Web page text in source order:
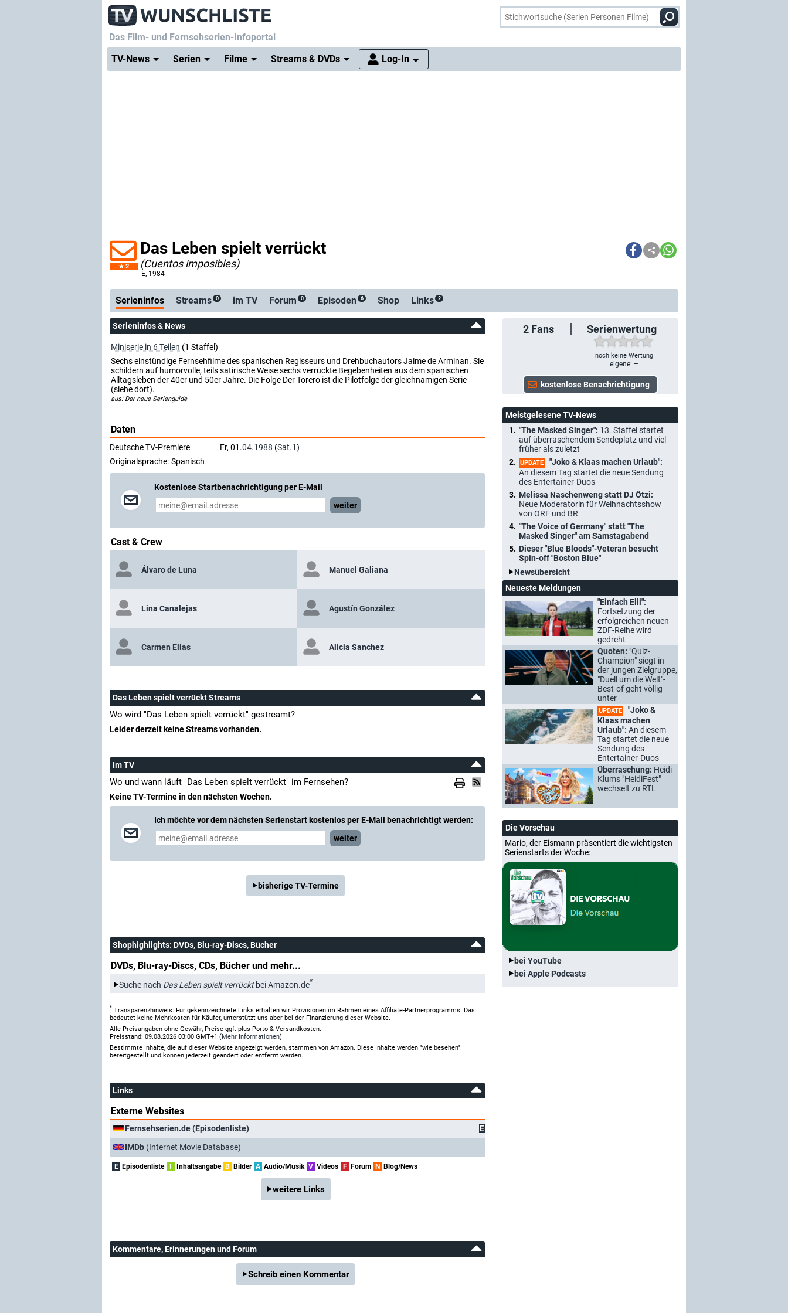
Das Film- und Fernsehserien-Infoportal
TV-News
Serien Filme Streams & DVDs Log-In
2
Das Leben spielt verrückt
(Cuentos imposibles)
E, 1984
Serienticker
Serieninfos Streams 0 im TV Forum 0 Episoden 6 Shop Links 2
2 Fans Serienwertung
noch keine Wertung
eigene: –
Serieninfos & News
Miniserie in 6 Teilen (1 Staffel)
Sechs einstündige Fernsehfilme des spanischen Regisseurs und Drehbuchautors Jaime de Arminan. Sie
schildern auf humorvolle, teils satirische Weise sechs verrückte Begebenheiten aus dem spanischen
Alltagsleben der 40er und 50er Jahre. Die Folge Der Torero ist die Pilotfolge der gleichnamigen Serie
(siehe dort).
aus: Der neue Serienguide
Daten
Deutsche TV-Premiere Fr, 01.04.1988 (Sat.1)
Originalsprache: Spanisch
Kostenlose Startbenachrichtigung per E-Mail
weiter
Cast & Crew
Álvaro de Luna Manuel Galiana
Lina Canalejas Agustín González
Carmen Elias Alicia Sanchez
Das Leben spielt verrückt Streams
Wo wird "Das Leben spielt verrückt" gestreamt?
Leider derzeit keine Streams vorhanden.
Im TV
Wo und wann läuft "Das Leben spielt verrückt" im Fernsehen?
Keine TV-Termine in den nächsten Wochen.
Ich möchte vor dem nächsten Serienstart kostenlos per E-Mail benachrichtigt werden:
weiter
bisherige TV-Termine
Shophighlights: DVDs, Blu-ray-Discs, Bücher
DVDs, Blu-ray-Discs, CDs, Bücher und mehr...
Suche nach Das Leben spielt verrücktbei Amazon.de*
* Transparenzhinweis: Für gekennzeichnete Links erhalten wir Provisionen im Rahmen eines Affiliate-Partnerprogramms. Das
bedeutet keine Mehrkosten für Käufer, unterstützt uns aber bei der Finanzierung dieser Website.
Alle Preisangaben ohne Gewähr, Preise ggf. plus Porto & Versandkosten.
Preisstand: 09.08.2026 03:00 GMT+1 (Mehr Informationen)
Bestimmte Inhalte, die auf dieser Website angezeigt werden, stammen von Amazon. Diese Inhalte werden "wie besehen"
bereitgestellt und können jederzeit geändert oder entfernt werden.
Links
Externe Websites
Fernsehserien.de (Episodenliste)
E
IMDb (Internet Movie Database)
E Episodenliste I Inhaltsangabe B Bilder A Audio/Musik V Videos F Forum N Blog/News
weitere Links
Kommentare, Erinnerungen und Forum
Schreib einen Kommentar
Meistgelesene TV-News
"The Masked Singer": 13. Staffel startet
auf überraschendem Sendeplatz und viel
früher als zuletzt
UPDATE
"Joko & Klaas machen Urlaub":
An diesem Tag startet die neue Sendung
des Entertainer-Duos
Melissa Naschenweng statt DJ Ötzi:
Neue Moderatorin für Weihnachtsshow
von ORF und BR
"The Voice of Germany" statt "The
Masked Singer" am Samstagabend
Dieser "Blue Bloods"-Veteran besucht
Spin-off "Boston Blue"
Newsübersicht
Neueste Meldungen
"Einfach Elli":
Fortsetzung der
erfolgreichen neuen
ZDF-Reihe wird
gedreht
Quoten: "Quiz-
Champion" siegt in
der jungen Zielgruppe,
"Duell um die Welt"-
Best-of geht völlig
unter
UPDATE
"Joko &
Klaas machen
Urlaub": An diesem
Tag startet die neue
Sendung des
Entertainer-Duos
Überraschung: Heidi
Klums "HeidiFest"
wechselt zu RTL
Die Vorschau
Mario, der Eismann präsentiert die wichtigsten
Serienstarts der Woche:
bei YouTube
bei Apple Podcasts